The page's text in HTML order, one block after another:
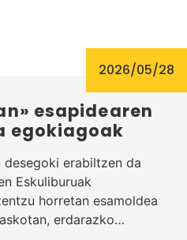
2026/05/28
esapidearen
egokiagoak
erabiltzen da
Eskuliburuak
horretan esamoldea
erdarazko…